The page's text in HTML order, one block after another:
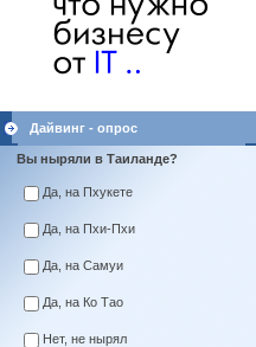
Дайвинг - опрос
Вы ныряли в Таиланде?
Да, на Пхукете
Да, на Пхи-Пхи
Да, на Самуи
Да, на Ко Тао
Нет, не нырял